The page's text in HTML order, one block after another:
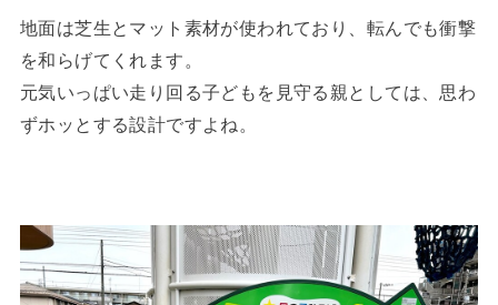
地面は芝生とマット素材が使われており、転んでも衝撃
を和らげてくれます。
元気いっぱい走り回る子どもを見守る親としては、思わ
ずホッとする設計ですよね。